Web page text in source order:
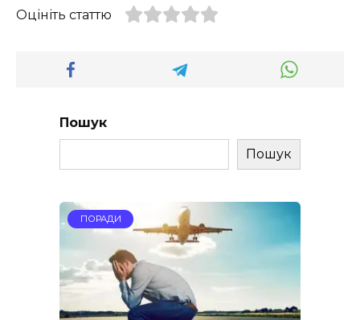
Оцініть статтю
Пошук
Пошук
ПОРАДИ